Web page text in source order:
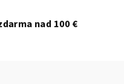
nad 100 €